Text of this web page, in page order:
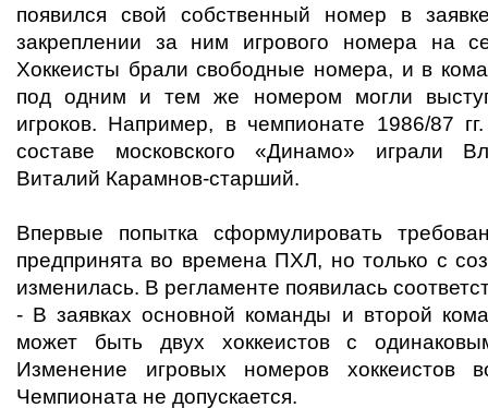
появился свой собственный номер в
закреплении за ним игрового номера на
Хоккеисты брали свободные номера, и в
под одним и тем же номером могли
игроков. Например, в чемпионате 1986/87
составе московского «Динамо» играли
Виталий Карамнов-старший.
Впервые попытка сформулировать
предпринята во времена ПХЛ, но только с
изменилась. В регламенте появилась
- В заявках основной команды и второй
может быть двух хоккеистов с
Изменение игровых номеров хоккеистов
Чемпионата не допускается.